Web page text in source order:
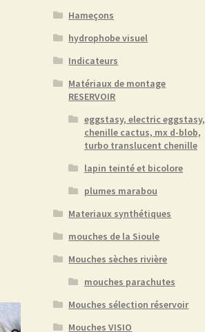
Hameçons
hydrophobe visuel
Indicateurs
Matériaux de montage
RESERVOIR
eggstasy, electric eggstasy,
chenille cactus, mx d-blob,
turbo translucent chenille
lapin teinté et bicolore
plumes marabou
Materiaux synthétiques
mouches de la Sioule
Mouches sèches rivière
mouches parachutes
Mouches sélection réservoir
Mouches VISIO